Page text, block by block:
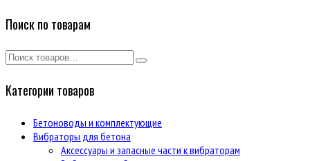
Поиск по товарам
Категории товаров
Бетоноводы и комплектующие
Вибраторы для бетона
Аксессуары и запасные части к вибраторам